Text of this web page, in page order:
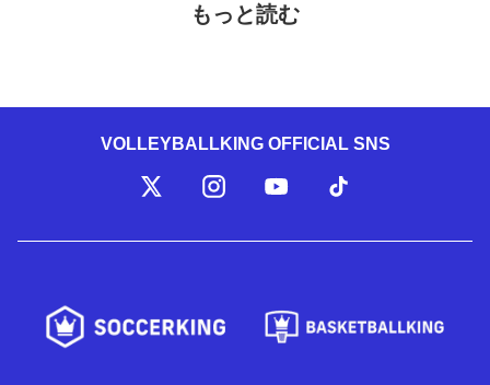
もっと読む
VOLLEYBALLKING OFFICIAL SNS